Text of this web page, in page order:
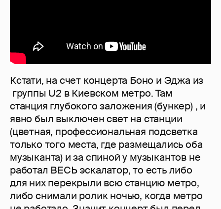
Кстати, на счет концерта Боно и Эджа из
группы U2 в Киевском метро. Там
станция глубокого заложения (бункер) , и
явно был выключен свет на станции
(цветная, профессиональная подсветка
только того места, где размещались оба
музыканта) и за спиной у музыкантов не
работал ВЕСЬ эскалатор, то есть либо
для них перекрыли всю станцию метро,
либо снимали ролик ночью, когда метро